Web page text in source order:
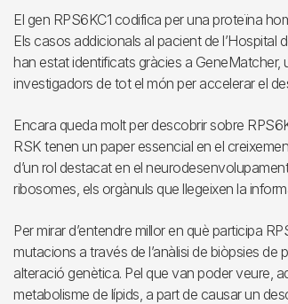
El gen RPS6KC1 codifica per una proteïna
Els casos addicionals al pacient de
han estat identificats gràcies a
investigadors de tot el món per accelerar el
Encara queda molt per descobrir sobre
RSK tenen un paper essencial en el
d’un rol destacat en el
ribosomes, els orgànuls que llegeixen la
Per mirar d’entendre millor en què participa
mutacions a través de l’anàlisi de biòpsies de
alteració genètica. Pel que van poder veure,
metabolisme de lípids, a part de causar un